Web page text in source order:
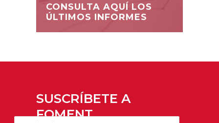
CONSULTA AQUÍ LOS
ÚLTIMOS INFORMES
SUSCRÍBETE A
FOMENT